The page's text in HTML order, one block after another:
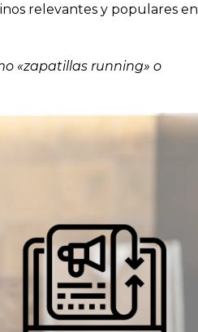
relevantes y populares en
«zapatillas running» o